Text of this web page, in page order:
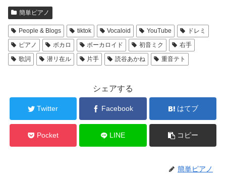
簡単ピアノ
People & Blogs tiktok Vocaloid YouTube
ドレミ
ピアノ
ボカロ ボーカロイド 初音ミク
右手
歌詞
潜リ在ル 片手 読谷あかね 重音テト
シェアする
Twitter Facebook はてブ
Pocket LINE コピー
簡単ピアノ